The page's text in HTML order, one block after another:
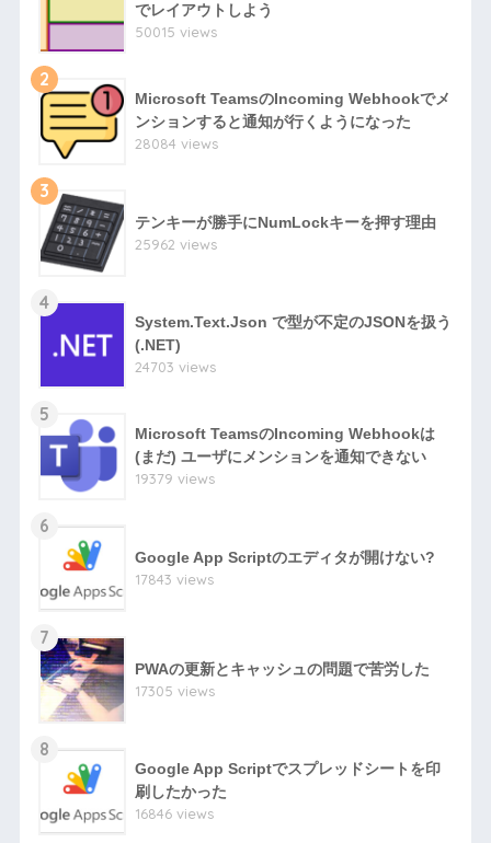
でレイアウトしよう
50015 views
2
Microsoft TeamsのIncoming Webhookでメ
ンションすると通知が行くようになった
28084 views
3
テンキーが勝手にNumLockキーを押す理由
25962 views
4
System.Text.Json で型が不定のJSONを扱う
(.NET)
24703 views
5
Microsoft TeamsのIncoming Webhookは
(まだ) ユーザにメンションを通知できない
19379 views
6
Google App Scriptのエディタが開けない?
17843 views
7
PWAの更新とキャッシュの問題で苦労した
17305 views
8
Google App Scriptでスプレッドシートを印
刷したかった
16846 views